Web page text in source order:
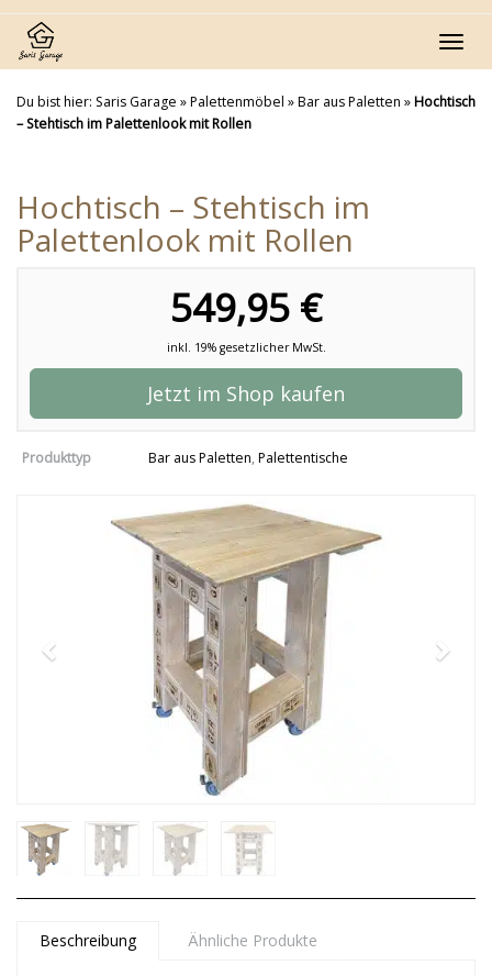
Skip
main
content
Du bist hier: Saris Garage »Palettenmöbel »Bar aus Paletten »Hochtisch
– Stehtisch im Palettenlook mit Rollen
Hochtisch – Stehtisch im
Palettenlook mit Rollen
549,95 €
inkl. 19% gesetzlicher MwSt.
Jetzt im Shop kaufen
Produkttyp Bar aus Paletten, Palettentische
Beschreibung Ähnliche Produkte